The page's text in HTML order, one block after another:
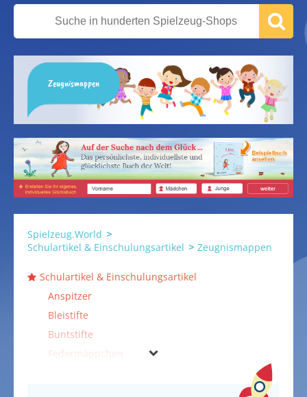
Zeugnismappen
Spielzeug.World
Schulartikel & Einschulungsartikel
Zeugnismappen
Schulartikel & Einschulungsartikel
Anspitzer
Bleistifte
Buntstifte
Federmäppchen